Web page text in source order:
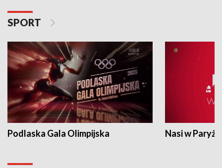
SPORT
Podlaska Gala Olimpijska Nasi w Paryżu